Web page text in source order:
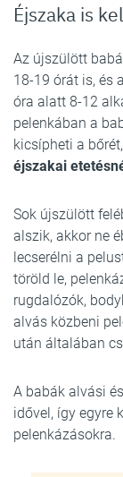
Éjszaka is
Az újszülött
18-19 órát is, és
óra alatt 8-12
pelenkában a
kicsípheti a
éjszakai
Sok újszülött
alszik, akkor ne
lecserélni a
töröld le,
rugdalózók,
alvás közbeni
után általában
A babák alvási
idővel, így egyre
pelenkázásokra.